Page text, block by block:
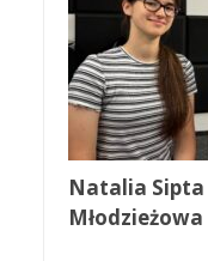
Natalia Sipta